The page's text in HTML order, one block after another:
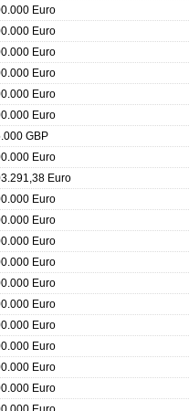
Euro
Euro
Euro
Euro
Euro
Euro
GBP
Euro
Euro
Euro
Euro
Euro
Euro
Euro
Euro
Euro
Euro
Euro
Euro